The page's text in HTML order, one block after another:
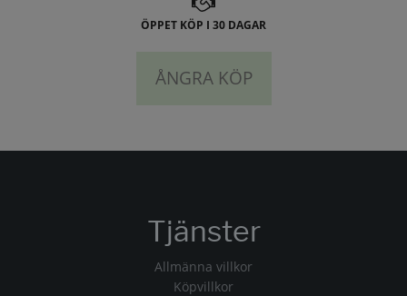
ÖPPET KÖP I 30 DAGAR
ÅNGRA KÖP
Tjänster
Allmänna villkor
Köpvillkor